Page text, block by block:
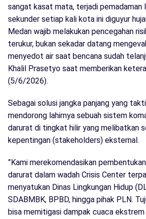
sangat kasat mata, terjadi pemadaman
sekunder setiap kali kota ini diguyur
Medan wajib melakukan pencegahan
terukur, bukan sekadar datang
menyedot air saat bencana sudah
Khalil Prasetyo saat memberikan
(5/6/2026).
​Sebagai solusi jangka panjang yang
mendorong lahirnya sebuah sistem
darurat di tingkat hilir yang melibatkan
kepentingan (stakeholders) eksternal.
​”Kami merekomendasikan
darurat dalam wadah Crisis Center
menyatukan Dinas Lingkungan Hidup
SDABMBK, BPBD, hingga pihak PLN.
bisa memitigasi dampak cuaca